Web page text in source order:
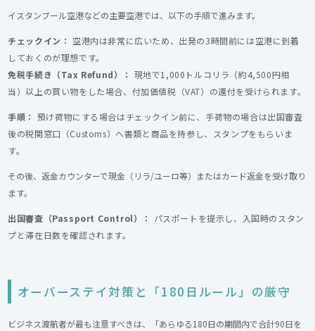
イスタンブール空港などの主要空港では、以下の手順で進みます。
チェックイン： 空港内は非常に広いため、出発の3時間前には空港に到着
しておくのが理想です。
免税手続き（Tax Refund）： 現地で1,000トルコリラ（約4,500円相
当）以上の買い物をした場合、付加価値税（VAT）の還付を受けられます。
手順： 預け荷物にする場合はチェックイン前に、手荷物の場合は出国審査
後の税関窓口（Customs）へ書類と商品を持参し、スタンプをもらいま
す。
その後、返金カウンターで現金（リラ/ユーロ等）またはカード返金を受け取り
ます。
出国審査（Passport Control）：
パスポートを提示し、入国時のスタン
プと滞在日数を確認されます。
オーバーステイ対策と「180日ルール」の厳守
ビジネス渡航者が最も注意すべきは、「あらゆる180日の期間内で合計90日を